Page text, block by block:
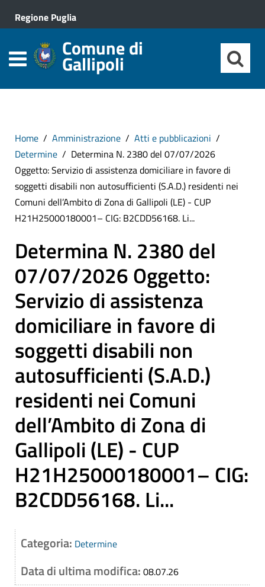
Regione Puglia
Comune di
Gallipoli
Home Amministrazione
Atti e pubblicazioni
Determine
Determina N. 2380 del 07/07/2026
Oggetto: Servizio di assistenza domiciliare in favore di
soggetti disabili non autosufficienti (S.A.D.) residenti nei
Comuni dell’Ambito di Zona di Gallipoli (LE) - CUP
H21H25000180001– CIG: B2CDD56168. Li...
Determina N. 2380 del
07/07/2026 Oggetto:
Servizio di assistenza
domiciliare in favore di
soggetti disabili non
autosufficienti (S.A.D.)
residenti nei Comuni
dell’Ambito di Zona di
Gallipoli (LE) - CUP
H21H25000180001– CIG:
B2CDD56168. Li...
Categoria: Determine
Data di ultima modifica: 08.07.26